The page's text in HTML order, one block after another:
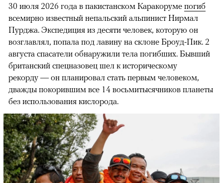
30 июля 2026 года в пакистанском Каракоруме погиб
всемирно известный непальский альпинист Нирмал
Пурджа. Экспедиция из десяти человек, которую он
возглавлял, попала под лавину на склоне Броуд-Пик. 2
августа спасатели обнаружили тела погибших. Бывший
британский спецназовец шел к историческому
рекорду — он планировал стать первым человеком,
дважды покорившим все 14 восьмитысячников планеты
без использования кислорода.